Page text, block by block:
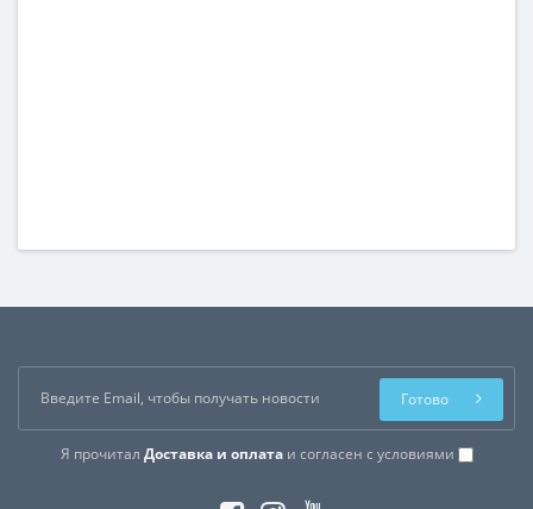
Я прочитал Доставка и оплатаи согласен с условиями
Готово